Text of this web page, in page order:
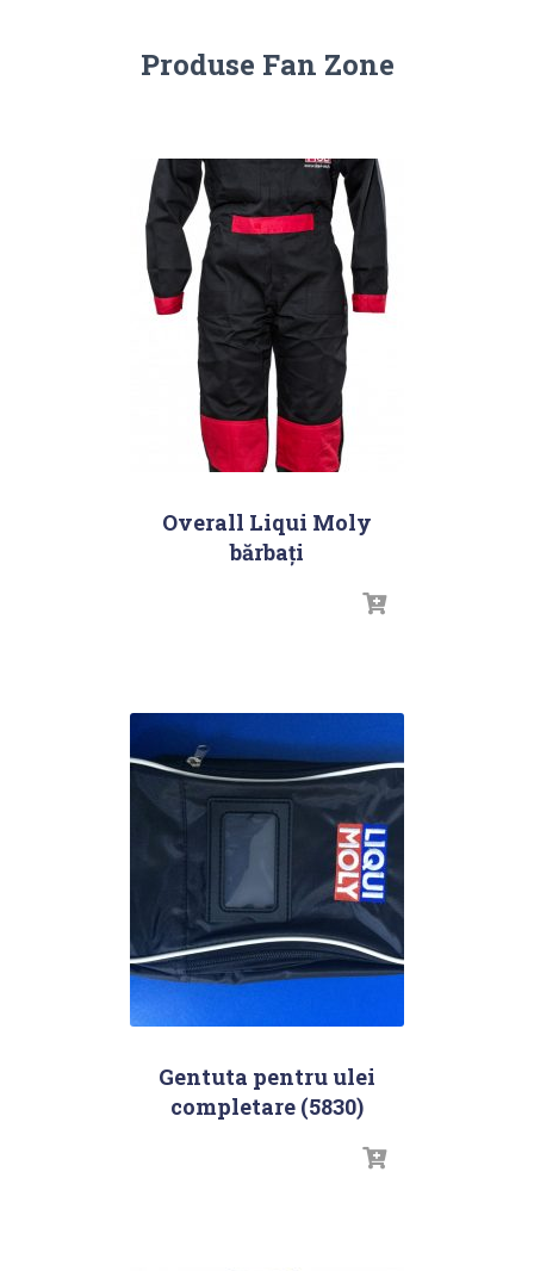
Produse Fan Zone
Overall Liqui Moly
bărbați
Gentuta pentru ulei
completare (5830)